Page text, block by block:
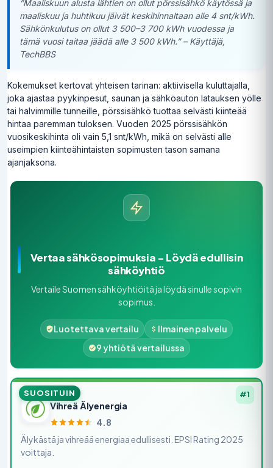
”Maaliskuun alusta lähtien on ollut pörssisähkö käytössä ja
maaliskuu ja huhtikuu jäivät keskihinnaltaan alle 4 snt/kWh.
Sähkönkulutus on ollut 3 500–3 700 kWh vuodessa ja
tämä vuosi taitaa jäädä alle 3 500 kWh.” – Käyttäjä,
TechBBS
Kokemukset kertovat yhteisen tarinan: aktiivisella kuluttajalla,
joka ajastaa pyykinpesut, saunan ja sähköauton latauksen yölle
tai halvimmille tunneille, pörssisähkö tuottaa selvästi kiinteää
hintaa paremman tuloksen. Vuoden 2025 pörssisähkön
vuosikeskihinta oli vain 5,1 snt/kWh, mikä on selvästi alle
useimpien kiinteähintaisten sopimusten tason samana
ajanjaksona.
Vertaa sähkösopimuksia – Löydä edullisin
sähköyhtiö
Vertaile Suomen sähköyhtiöitä ja löydä sinulle sopivin
sopimus.
Luotettava vertailu
Ilmainen palvelu
9 yhtiötä vertailussa
SUOSITUIN #1
Vihreä Älyenergia
4.8
Älykästä ja vihreää energiaa edullisesti. EPSI Rating 2025
voittaja.